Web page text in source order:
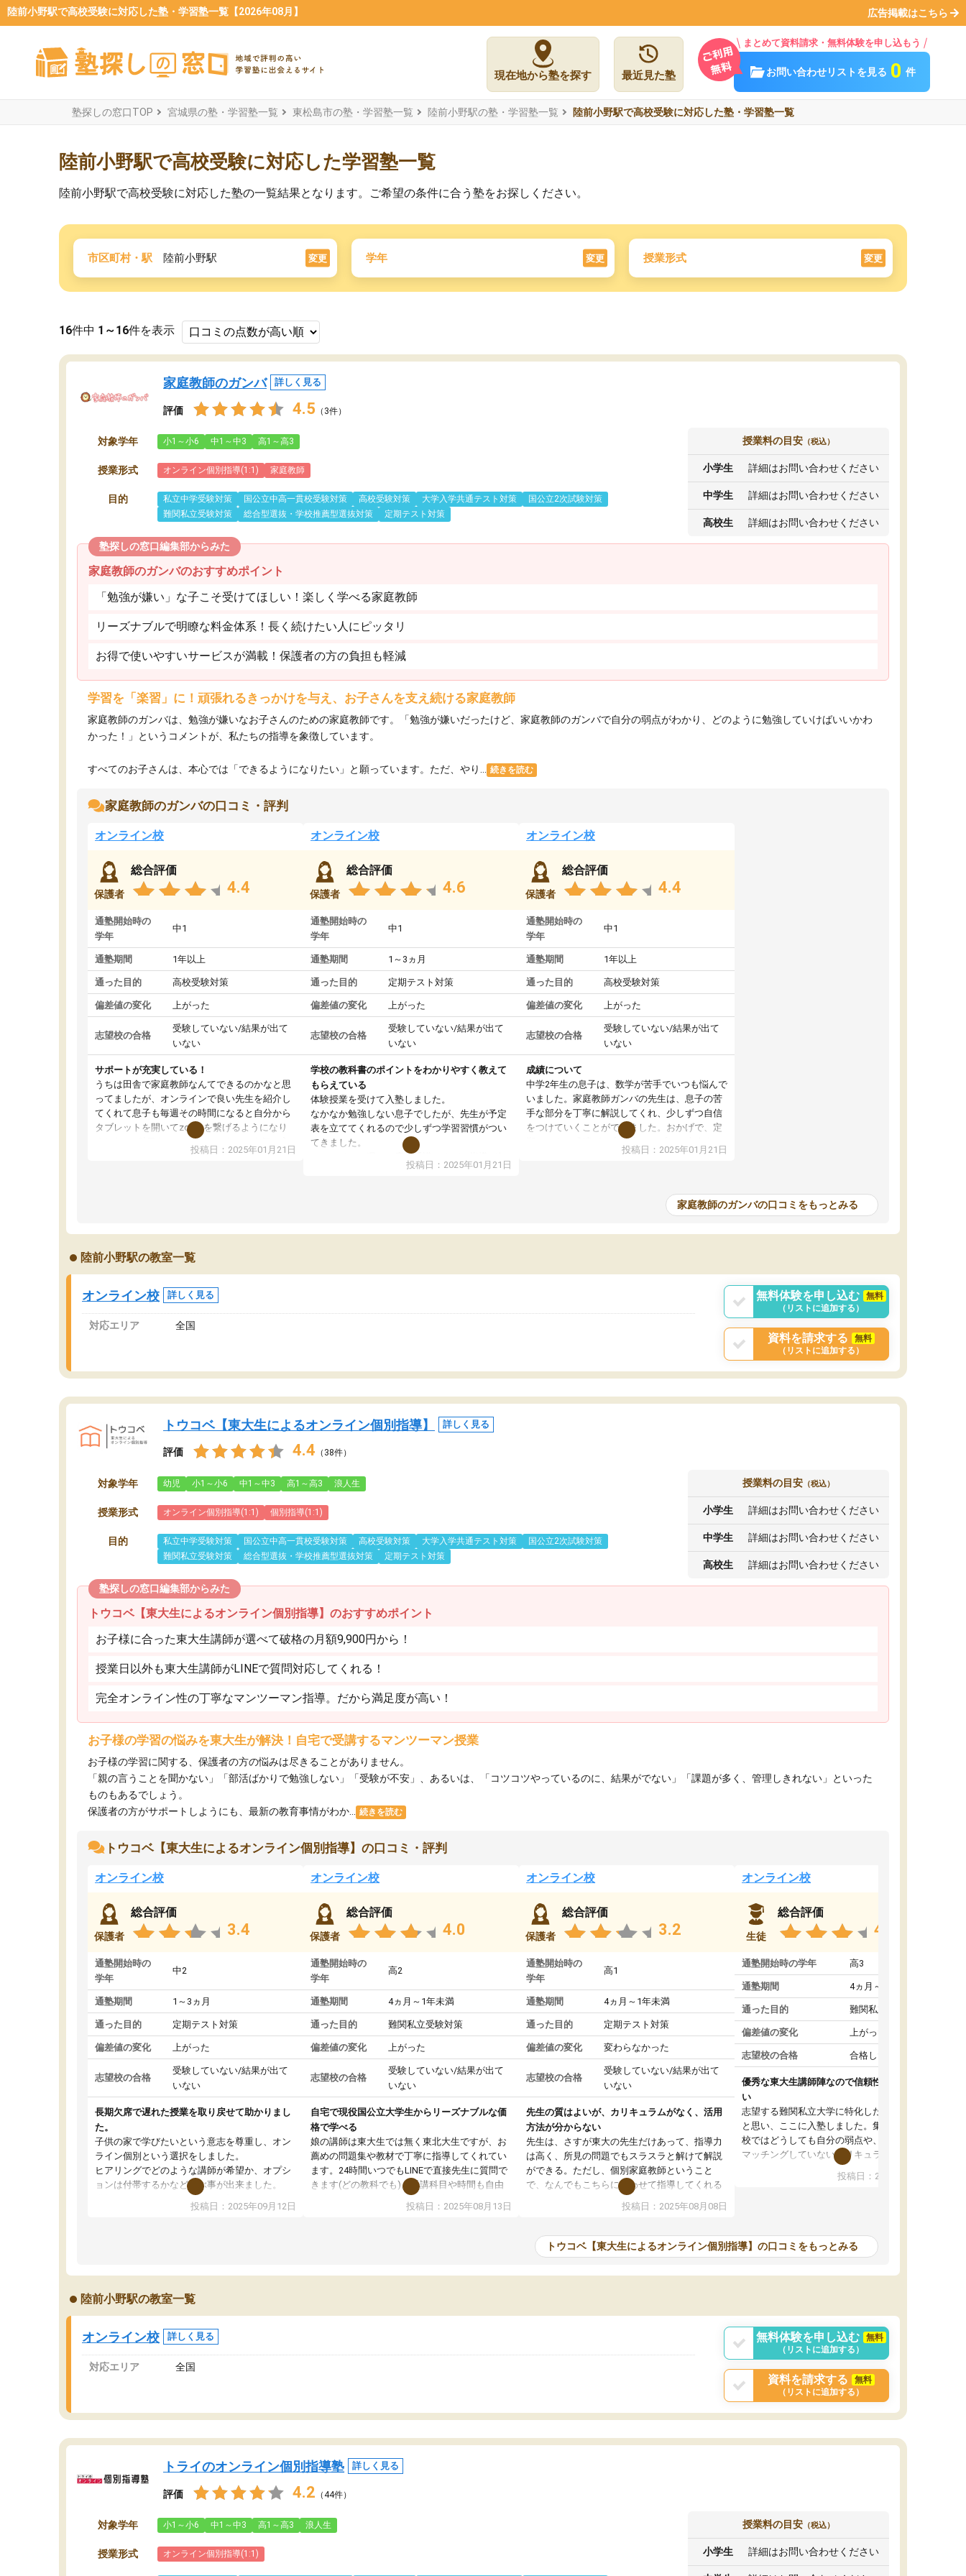
陸前小野駅で高校受験に対応した塾・学習塾一覧【2026年08月】 広告掲載はこちら
現在地から塾を探す 最近見た塾
まとめて資料請求・無料体験を申し込もう
お問い合わせリストを見る 0 件
塾探しの窓口TOP 宮城県の塾・学習塾一覧 東松島市の塾・学習塾一覧 陸前小野駅の塾・学習塾一覧 陸前小野駅で高校受験に対応した塾・学習塾一覧
陸前小野駅で高校受験に対応した学習塾一覧
陸前小野駅で高校受験に対応した塾の一覧結果となります。ご希望の条件に合う塾をお探しください。
市区町村・駅 陸前小野駅 変更 学年 変更 授業形式 変更
16件中 1～16件を表示
家庭教師のガンバ 詳しく見る
評価 4.5 （3件）
対象学年 小1～小6 中1～中3 高1～高3
授業形式 オンライン個別指導(1:1) 家庭教師
目的 私立中学受験対策 国公立中高一貫校受験対策 高校受験対策 大学入学共通テスト対策
国公立2次試験対策
難関私立受験対策
総合型選抜・学校推薦型選抜対策 定期テスト対策
授業料の目安 （税込）
小学生 詳細はお問い合わせください
中学生 詳細はお問い合わせください
高校生 詳細はお問い合わせください
塾探しの窓口編集部からみた
家庭教師のガンバのおすすめポイント
「勉強が嫌い」な子こそ受けてほしい！楽しく学べる家庭教師
リーズナブルで明瞭な料金体系！長く続けたい人にピッタリ
お得で使いやすいサービスが満載！保護者の方の負担も軽減
学習を「楽習」に！頑張れるきっかけを与え、お子さんを支え続ける家庭教師
家庭教師のガンバは、勉強が嫌いなお子さんのための家庭教師です。「勉強が嫌いだったけど、家庭教師のガンバで自分の弱点がわかり、どのように勉強していけばいいかわ
かった！」というコメントが、私たちの指導を象徴しています。
すべてのお子さんは、本心では「できるようになりたい」と願っています。ただ、やり... 続きを読む
家庭教師のガンバの口コミ・評判
オンライン校
保護者
総合評価
4.4
通塾開始時の
学年
中1
通塾期間 1年以上
通った目的 高校受験対策
偏差値の変化 上がった
志望校の合格
受験していない/結果が出て
いない
サポートが充実している！
うちは田舎で家庭教師なんてできるのかなと思
ってましたが、オンラインで良い先生を紹介し
てくれて息子も毎週その時間になると自分から
タブレットを開いてzoomを繋げるようになり
ました！5科目なんでもOKなのもとても気に入
投稿日：2025年01月21日
オンライン校
保護者
総合評価
4.6
通塾開始時の
学年
中1
通塾期間 1～3ヵ月
通った目的 定期テスト対策
偏差値の変化 上がった
志望校の合格
受験していない/結果が出て
いない
学校の教科書のポイントをわかりやすく教えて
もらえている
体験授業を受けて入塾しました。
なかなか勉強しない息子でしたが、先生が予定
表を立ててくれるので少しずつ学習習慣がつい
てきました。
オンラインで週に一度の受講ですが、指導が無
い日も予定表に基づいて勉強したり、LINEでわ
投稿日：2025年01月21日
オンライン校
保護者
総合評価
4.4
通塾開始時の
学年
中1
通塾期間 1年以上
通った目的 高校受験対策
偏差値の変化 上がった
志望校の合格
受験していない/結果が出て
いない
成績について
中学2年生の息子は、数学が苦手でいつも悩んで
いました。家庭教師ガンバの先生は、息子の苦
手な部分を丁寧に解説してくれ、少しずつ自信
をつけていくことができました。おかげで、定
期テストの成績が10点以上アップし、本人もと
投稿日：2025年01月21日
家庭教師のガンバの口コミをもっとみる
陸前小野駅の教室一覧
オンライン校 詳しく見る
対応エリア 全国
無料体験を申し込む
無料
（リストに追加する）
資料を請求する
無料
（リストに追加する）
トウコベ【東大生によるオンライン個別指導】 詳しく見る
評価 4.4 （38件）
対象学年 幼児 小1～小6 中1～中3 高1～高3 浪人生
授業形式 オンライン個別指導(1:1) 個別指導(1:1)
目的 私立中学受験対策 国公立中高一貫校受験対策 高校受験対策 大学入学共通テスト対策
国公立2次試験対策
難関私立受験対策
総合型選抜・学校推薦型選抜対策 定期テスト対策
授業料の目安 （税込）
小学生 詳細はお問い合わせください
中学生 詳細はお問い合わせください
高校生 詳細はお問い合わせください
塾探しの窓口編集部からみた
トウコベ【東大生によるオンライン個別指導】のおすすめポイント
お子様に合った東大生講師が選べて破格の月額9,900円から！
授業日以外も東大生講師がLINEで質問対応してくれる！
完全オンライン性の丁寧なマンツーマン指導。だから満足度が高い！
お子様の学習の悩みを東大生が解決！自宅で受講するマンツーマン授業
お子様の学習に関する、保護者の方の悩みは尽きることがありません。
「親の言うことを聞かない」「部活ばかりで勉強しない」「受験が不安」、あるいは、「コツコツやっているのに、結果がでない」「課題が多く、管理しきれない」といった
ものもあるでしょう。
保護者の方がサポートしようにも、最新の教育事情がわか...
続きを読む
トウコベ【東大生によるオンライン個別指導】の口コミ・評判
オンライン校
保護者
総合評価
3.4
通塾開始時の
学年
中2
通塾期間 1～3ヵ月
通った目的 定期テスト対策
偏差値の変化 上がった
志望校の合格
受験していない/結果が出て
いない
長期欠席で遅れた授業を取り戻せて助かりまし
た。
子供の家で学びたいという意志を尊重し、オン
ライン個別という選択をしました。
ヒアリングでどのような講師が希望か、オプシ
ョンは付帯するかなど選ぶ事が出来ました。
講師とのマッチング後講師との初回ミーティン
グを行い、その講師で良いか他の講師を希望す
オンラインツールを使用した単語帳の共有があ
り宿題もそちらで出される形でした。
2ヶ月で担当講師の方がお辞めになると言う事で
講師変更の申し出があり、あまりに短期での変
更だった為、塾に通う事にして退会しました。
遅れも取り戻せ、授業内容や講師の方は良かっ
投稿日：2025年09月12日
オンライン校
保護者
総合評価
4.0
通塾開始時の
学年
高2
通塾期間 4ヵ月～1年未満
通った目的 難関私立受験対策
偏差値の変化 上がった
志望校の合格
受験していない/結果が出て
いない
自宅で現役国公立大学生からリーズナブルな価
格で学べる
娘の講師は東大生では無く東北大生ですが、お
薦めの問題集や教材で丁寧に指導してくれてい
ます。24時間いつでもLINEで直接先生に質問で
きます(どの教科でも)。受講科目や時間も自由
に決めれるので、個人に合った勉強ができると
思います。カリキュラム相談みたいなのがあり
ます。講師も合わなければチェンジできます
投稿日：2025年08月13日
オンライン校
保護者
総合評価
3.2
通塾開始時の
学年
高1
通塾期間 4ヵ月～1年未満
通った目的 定期テスト対策
偏差値の変化 変わらなかった
志望校の合格
受験していない/結果が出て
いない
先生の質はよいが、カリキュラムがなく、活用
方法が分からない
先生は、さすが東大の先生だけあって、指導力
は高く、所見の問題でもスラスラと解けて解説
ができる。ただし、個別家庭教師ということ
で、なんでもこちらに合わせて指導してくれる
のだが、具体的なカリキュラムがない。当方
は、授業の先取り学習をするため、学校の教科
いただいたが、1時間の時間を使って進められる
範囲は限られており、それであれば自学自習で
なく、上手い活用の仕方が分からず辞めること
投稿日：2025年08月08日
オンライン校
生徒
総合評価
4.4
通塾開始時の学年 高3
通塾期間 4ヵ月～1年未満
通った目的 難関私立受験対策
偏差値の変化 上がった
志望校の合格 合格した
優秀な東大生講師陣なので信頼性や安心感が高
い
志望する難関私立大学に特化した準備をしたい
と思い、ここに入塾しました。集団指導の予備
校ではどうしても自分の弱点や、志望校対策に
マッチングしていないカリキュラムに不安を感
また受験のノウハウを蓄積している優秀な東大
ツーマン指導によって、自分の志望校にふさわ
しいオリジナルのカリキュラムを提案してくれ
と感じました。
投稿日：2024年02月19日
トウコベ【東大生によるオンライン個別指導】の口コミをもっとみる
陸前小野駅の教室一覧
オンライン校 詳しく見る
対応エリア 全国
無料体験を申し込む
無料
（リストに追加する）
資料を請求する
無料
（リストに追加する）
トライのオンライン個別指導塾 詳しく見る
評価 4.2 （44件）
対象学年 小1～小6 中1～中3 高1～高3 浪人生
授業形式 オンライン個別指導(1:1)
授業料の目安 （税込）
小学生 詳細はお問い合わせください